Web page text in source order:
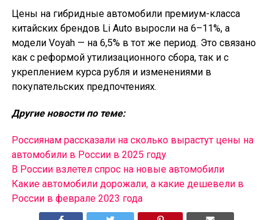
Цены на гибридные автомобили премиум-класса
китайских брендов Li Auto выросли на 6–11%, а
модели Voyah — на 6,5% в тот же период. Это связано
как с реформой утилизационного сбора, так и с
укреплением курса рубля и изменениями в
покупательских предпочтениях.
Другие новости по теме:
Россиянам рассказали на сколько вырастут цены на
автомобили в России в 2025 году
В России взлетел спрос на новые автомобили
Какие автомобили дорожали, а какие дешевели в
России в феврале 2023 года